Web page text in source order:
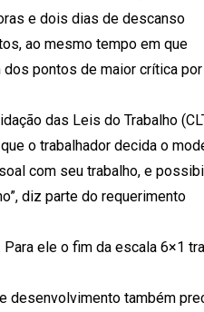
e dois dias de descanso
ao mesmo tempo em que
pontos de maior crítica por
das Leis do Trabalho
o trabalhador decida o
com seu trabalho, e
diz parte do requerimento
ele o fim da escala 6×1
desenvolvimento também